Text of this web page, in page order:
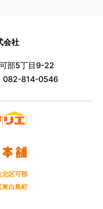
会社
部5丁目9-22
082-814-0546
北区可部
東白島町